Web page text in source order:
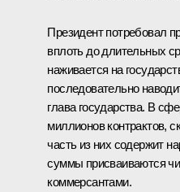
Президент потребовал
вплоть до длительных
наживается на
последовательно
глава государства. В
миллионов контрактов,
часть из них содержит
суммы присваиваются
коммерсантами.